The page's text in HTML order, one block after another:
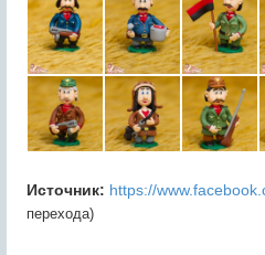
Источник: https://
перехода)